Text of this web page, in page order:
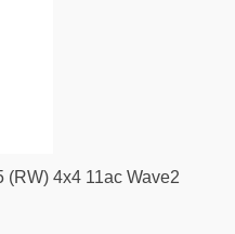
(RW) 4x4 11ac Wave2